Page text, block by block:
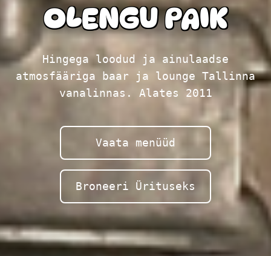
OLENGU PAIK
Hingega loodud ja ainulaadse
atmosfääriga baar ja lounge Tallinna
vanalinnas. Alates 2011
Vaata menüüd
Broneeri Ürituseks